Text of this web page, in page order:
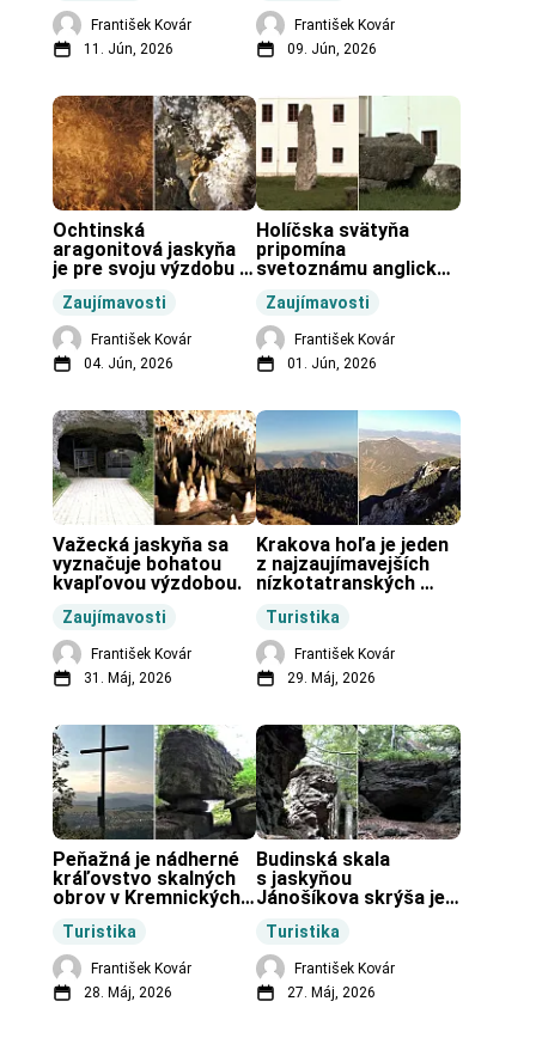
František Kovár
11. Jún, 2026
František Kovár
09. Jún, 2026
Zaujímavosti
Ochtinská
aragonitová jaskyňa
je pre svoju výzdobu
vo svete.
František Kovár
04. Jún, 2026
Zaujímavosti
Holíčska svätyňa
pripomína
svetoznámu anglickú
František Kovár
01. Jún, 2026
Zaujímavosti
Važecká jaskyňa sa
vyznačuje bohatou
kvapľovou výzdobou.
František Kovár
31. Máj, 2026
Turistika
Krakova hoľa je jeden
z najzaujímavejších
nízkotatranských
František Kovár
29. Máj, 2026
Turistika
Peňažná je nádherné
kráľovstvo skalných
obrov v Kremnických
František Kovár
28. Máj, 2026
Turistika
Budinská skala
s jaskyňou
Jánošíkova skrýša je
obci Budiná.
František Kovár
27. Máj, 2026